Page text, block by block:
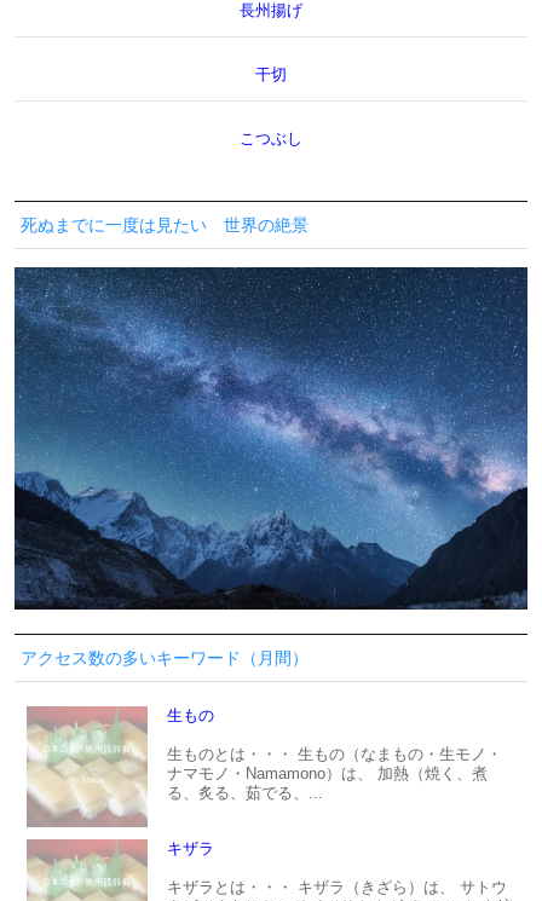
長州揚げ
干切
こつぶし
死ぬまでに一度は見たい 世界の絶景
アクセス数の多いキーワード（月間）
生もの
生ものとは・・・ 生もの（なまもの・生モノ・
ナマモノ・Namamono）は、 加熱（焼く、煮
る、炙る、茹でる、...
キザラ
キザラとは・・・ キザラ（きざら）は、 サトウ